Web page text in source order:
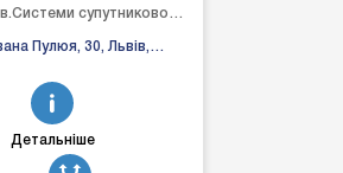
супутникового
Пулюя, 30, Львів,
Детальніше